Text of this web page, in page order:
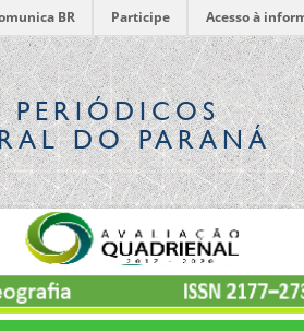
BR Participe Acesso à
DO PARANÁ